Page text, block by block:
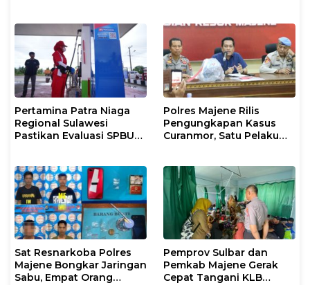
Pertamina Patra Niaga
Regional Sulawesi
Pastikan Evaluasi SPBU
Terjaga
Polres Majene Rilis
Pengungkapan Kasus
Curanmor, Satu Pelaku
Sat Resnarkoba Polres
Majene Bongkar Jaringan
Sabu, Empat Orang
Pemprov Sulbar dan
Pemkab Majene Gerak
Cepat Tangani KLB